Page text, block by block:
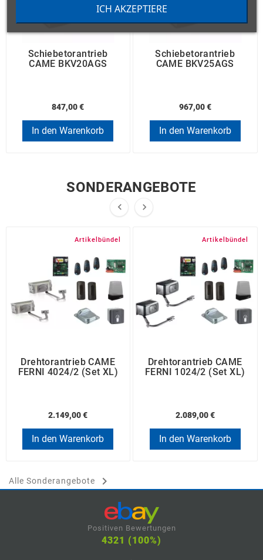
Schiebetorantrieb
CAME BKV20AGS
847,00 €
In den Warenkorb
Schiebetorantrieb
CAME BKV25AGS
967,00 €
In den Warenkorb
SONDERANGEBOTE
 
Artikelbündel
Drehtorantrieb CAME
FERNI 4024/2 (Set XL)
2.149,00 €
In den Warenkorb
Artikelbündel
Drehtorantrieb CAME
FERNI 1024/2 (Set XL)
2.089,00 €
In den Warenkorb
Alle Sonderangebote 
Positiven Bewertungen
4321 (100%)
ICH AKZEPTIERE